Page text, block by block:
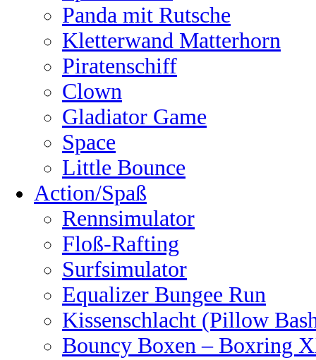
Panda mit Rutsche
Kletterwand Matterhorn
Piratenschiff
Clown
Gladiator Game
Space
Little Bounce
Action/Spaß
Rennsimulator
Floß-Rafting
Surfsimulator
Equalizer Bungee Run
Kissenschlacht (Pillow
Bouncy Boxen – Boxring